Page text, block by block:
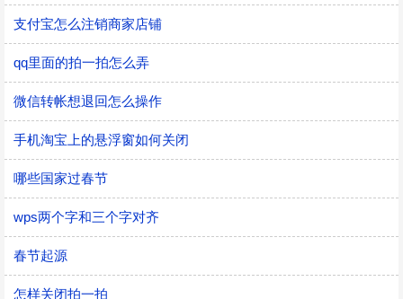
支付宝怎么注销商家店铺
qq里面的拍一拍怎么弄
微信转帐想退回怎么操作
手机淘宝上的悬浮窗如何关闭
哪些国家过春节
wps两个字和三个字对齐
春节起源
怎样关闭拍一拍